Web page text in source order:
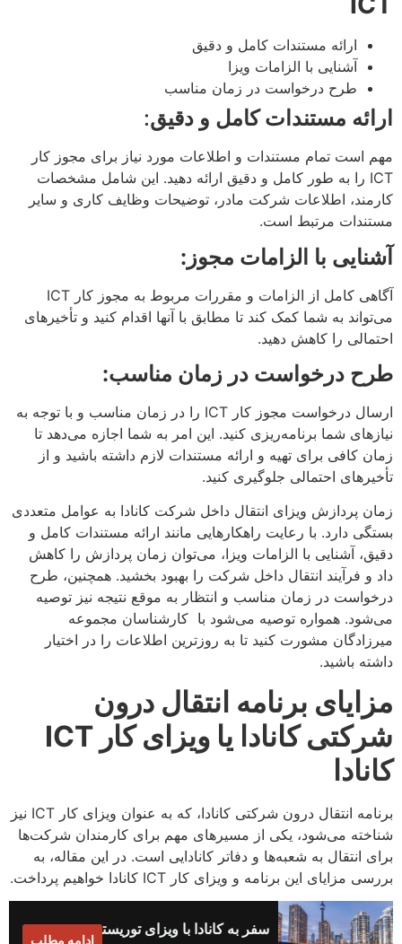
ارائه مستندات کامل و دقیق
آشنایی با الزامات ویزا
طرح درخواست در زمان مناسب
ارائه مستندات کامل و دقیق:
مهم است تمام مستندات و اطلاعات مورد نیاز برای مجوز کار
ICT را به طور کامل و دقیق ارائه دهید. این شامل مشخصات
کارمند، اطلاعات شرکت مادر، توضیحات وظایف کاری و سایر
مستندات مرتبط است.
آشنایی با الزامات مجوز:
آگاهی کامل از الزامات و مقررات مربوط به مجوز کار ICT
می‌تواند به شما کمک کند تا مطابق با آنها اقدام کنید و تأخیرهای
احتمالی را کاهش دهید.
طرح درخواست در زمان مناسب:
ارسال درخواست مجوز کار ICT را در زمان مناسب و با توجه به
نیازهای شما برنامه‌ریزی کنید. این امر به شما اجازه می‌دهد تا
زمان کافی برای تهیه و ارائه مستندات لازم داشته باشید و از
تأخیرهای احتمالی جلوگیری کنید.
زمان پردازش ویزای انتقال داخل شرکت کانادا به عوامل متعددی
بستگی دارد. با رعایت راهکارهایی مانند ارائه مستندات کامل و
دقیق، آشنایی با الزامات ویزا، می‌توان زمان پردازش را کاهش
داد و فرآیند انتقال داخل شرکت را بهبود بخشید. همچنین، طرح
درخواست در زمان مناسب و انتظار به موقع نتیجه نیز توصیه
می‌شود. همواره توصیه می‌شود با کارشناسان مجموعه
میرزادگان مشورت کنید تا به روزترین اطلاعات را در اختیار
داشته باشید.
مزایای برنامه انتقال درون
شرکتی کانادا یا ویزای کار ICT
کانادا
برنامه انتقال درون شرکتی کانادا، که به عنوان ویزای کار ICT نیز
شناخته می‌شود، یکی از مسیرهای مهم برای کارمندان شرکت‌ها
برای انتقال به شعبه‌ها و دفاتر کانادایی است. در این مقاله، به
بررسی مزایای این برنامه و ویزای کار ICT کانادا خواهیم پرداخت.
سفر به کانادا با ویزای توریستی
ادامه مطلب